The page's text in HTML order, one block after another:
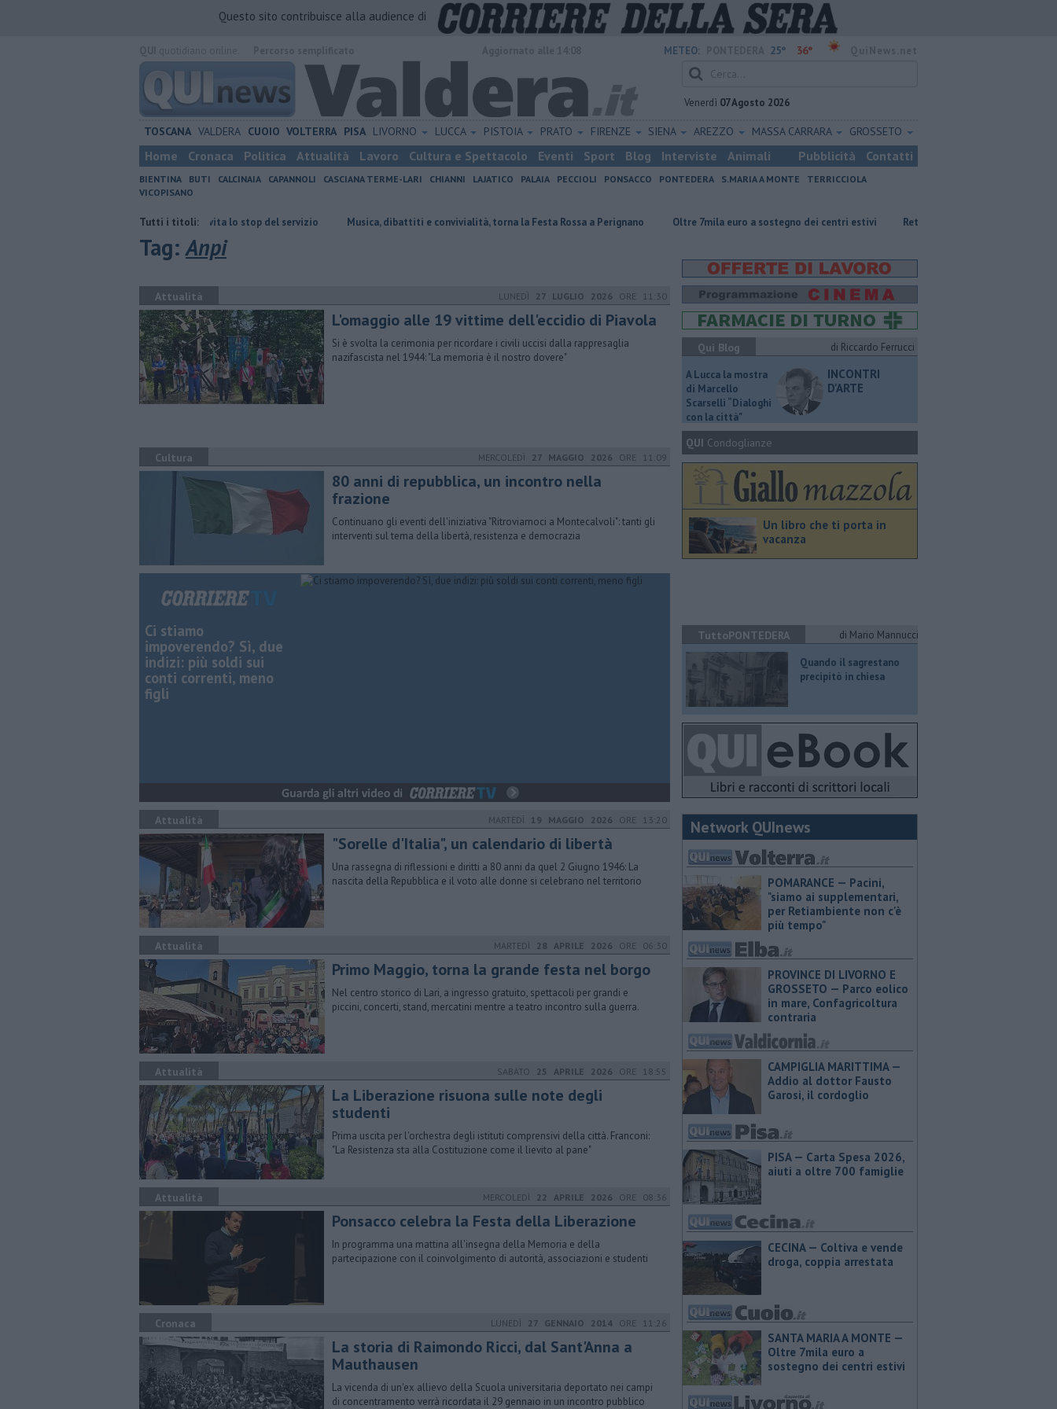
Questo sito contribuisce alla audience di
METEO: 25° 36°
Venerdì 07 Agosto 2026
TOSCANA VALDERA CUOIO VOLTERRA PISA LIVORNO LUCCA PISTOIA PRATO FIRENZE SIENA AREZZO MASSA CARRARA GROSSETO
Home Cronaca Politica Attualità Lavoro Cultura e Spettacolo Eventi Sport Blog Interviste Animali Pubblicità Contatti
BIENTINA BUTI CALCINAIA CAPANNOLI CASCIANA TERME-LARI CHIANNI LAJATICO PALAIA PECCIOLI PONSACCO PONTEDERA S.MARIA A MONTE
TERRICCIOLA
VICOPISANO
Tutti i titoli:
Bus, la Provincia evita lo stop del servizio Musica, dibattiti e convivialità, torna la Festa Rossa a Perignano Oltre 7mila euro a sostegno dei centri estivi Retiambiente, M5S: "Nessun legame con Giacetti"
Tag:Anpi
Attualità LUNEDÌ 27 LUGLIO 2026 ORE 11:30
L'omaggio alle 19 vittime dell'eccidio di Piavola
Si è svolta la cerimonia per ricordare i civili uccisi dalla rappresaglia
nazifascista nel 1944: "La memoria è il nostro dovere"
Cultura MERCOLEDÌ 27 MAGGIO 2026 ORE 11:09
80 anni di repubblica, un incontro nella
frazione
Continuano gli eventi dell'iniziativa "Ritroviamoci a Montecalvoli": tanti gli
interventi sul tema della libertà, resistenza e democrazia
Ci stiamo
impoverendo? Sì, due
indizi: più soldi sui
conti correnti, meno
figli
Attualità MARTEDÌ 19 MAGGIO 2026 ORE 13:20
"Sorelle d'Italia", un calendario di libertà
Una rassegna di riflessioni e diritti a 80 anni da quel 2 Giugno 1946: La
nascita della Repubblica e il voto alle donne si celebrano nel territorio
Attualità MARTEDÌ 28 APRILE 2026 ORE 06:30
Primo Maggio, torna la grande festa nel borgo
Nel centro storico di Lari, a ingresso gratuito, spettacoli per grandi e
piccini, concerti, stand, mercatini mentre a teatro incontro sulla guerra.
Attualità SABATO 25 APRILE 2026 ORE 18:55
La Liberazione risuona sulle note degli
studenti
Prima uscita per l'orchestra degli istituti comprensivi della città. Franconi:
"La Resistenza sta alla Costituzione come il lievito al pane"
Attualità MERCOLEDÌ 22 APRILE 2026 ORE 08:36
Ponsacco celebra la Festa della Liberazione
In programma una mattina all'insegna della Memoria e della
partecipazione con il coinvolgimento di autorità, associazioni e studenti
Cronaca LUNEDÌ 27 GENNAIO 2014 ORE 11:26
La storia di Raimondo Ricci, dal Sant'Anna a
Mauthausen
La vicenda di un'ex allievo della Scuola universitaria deportato nei campi
di concentramento verrà ricordata il 29 gennaio in un incontro pubblico
Qui Blog di Riccardo Ferrucci
A Lucca la mostra
di Marcello
Scarselli “Dialoghi
con la città"
INCONTRI
D'ARTE
QUI Condoglianze
Un libro che ti porta in
vacanza
TuttoPONTEDERA di Mario Mannucci
Quando il sagrestano
precipitò in chiesa
Network QUInews
POMARANCE — Pacini,
"siamo ai supplementari,
per Retiambiente non c'è
più tempo"
PROVINCE DI LIVORNO E
GROSSETO — Parco eolico
in mare, Confagricoltura
contraria
CAMPIGLIA MARITTIMA —
Addio al dottor Fausto
Garosi, il cordoglio
PISA — Carta Spesa 2026,
aiuti a oltre 700 famiglie
CECINA — Coltiva e vende
droga, coppia arrestata
SANTA MARIA A MONTE —
Oltre 7mila euro a
sostegno dei centri estivi